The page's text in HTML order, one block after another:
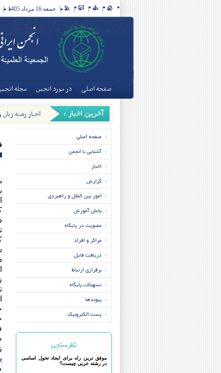
جمعه 16 مرداد 1405
صفحه اصلی در مورد انجمن مجله
اخبار رشته زبان
صفحه اصلی
آشنایی با انجمن
اخبار
گزارش
امور بین الملل و راهبردی
بخش آموزش
عضویت در پایگاه
مراکز و افراد
دریافت فایل
برقراری ارتباط
تسهیلات پایگاه
پیوندها
پست الکترونیک
نظرسنجی
موفق ترین راه برای ایجاد تحول اساسی
در رشته عربی چیست؟